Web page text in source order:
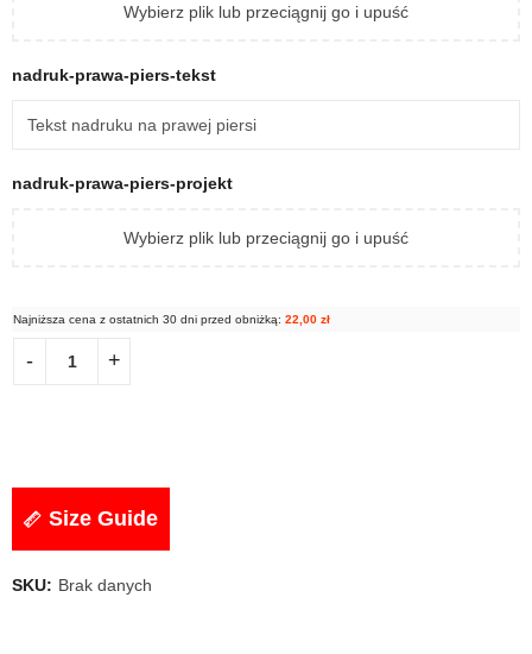
Wybierz plik lub przeciągnij go i upuść
nadruk-prawa-piers-tekst
nadruk-prawa-piers-projekt
Wybierz plik lub przeciągnij go i upuść
Najniższa cena z ostatnich 30 dni przed obniżką: 22,00 zł
Size Guide
SKU: Brak danych